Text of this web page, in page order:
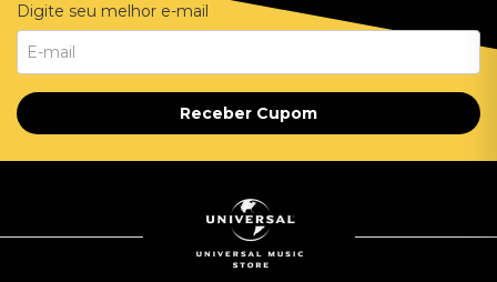
Digite seu melhor e-mail
Receber Cupom